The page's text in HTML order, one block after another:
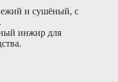
и сушёный, с
инжир для